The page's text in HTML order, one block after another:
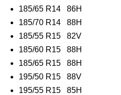
185/65 R14 86H
185/70 R14 88H
185/55 R15 82V
185/60 R15 88H
185/65 R15 88H
195/50 R15 88V
195/55 R15 85H